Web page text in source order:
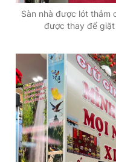
Sàn nhà được lót thảm
được thay để